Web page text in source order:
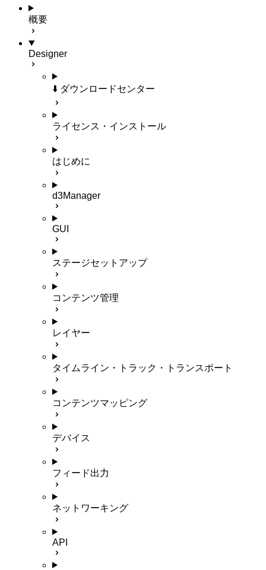
概要
Designer
⬇️ ダウンロードセンター
ライセンス・インストール
はじめに
d3Manager
GUI
ステージセットアップ
コンテンツ管理
レイヤー
タイムライン・トラック・トランスポート
コンテンツマッピング
デバイス
フィード出力
ネットワーキング
API